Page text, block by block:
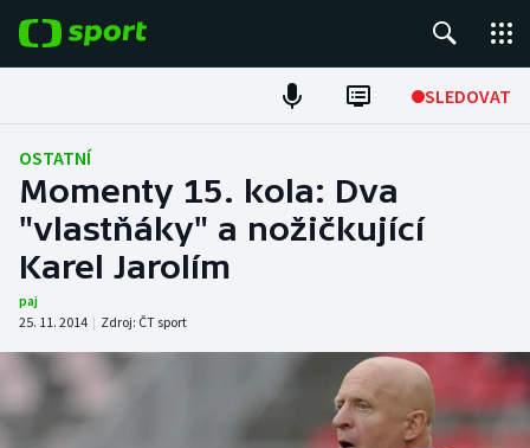
SLEDOVAT
Fotbal
Hokej
Tenis
Atletika
Cyklistika
DALŠÍ SPORTY
OSTATNÍ
Momenty 15. kola: Dva
"vlastňáky" a nožičkující
Karel Jarolím
paj
25. 11. 2014 | Zdroj: ČT sport